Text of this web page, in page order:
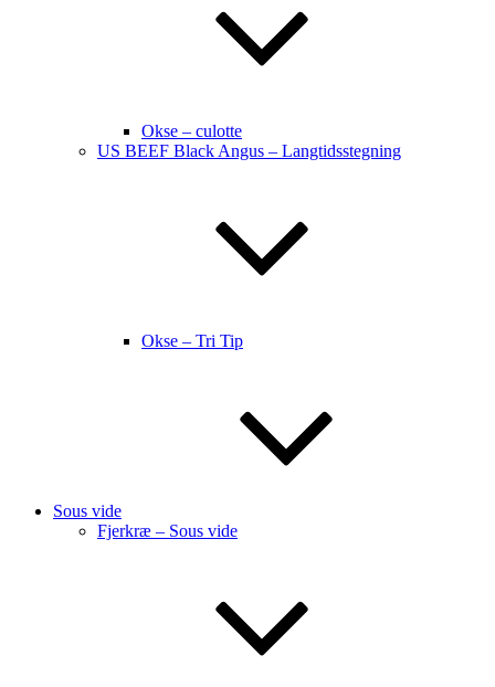
Okse – culotte
US BEEF Black Angus – Langtidsstegning
Okse – Tri Tip
Sous vide
Fjerkræ – Sous vide